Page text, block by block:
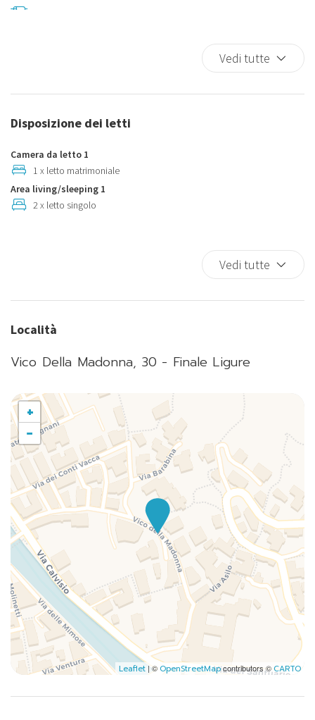
Bidet
Cucina
Cuscini e coperte extra
Doccia
Fornelli
Forno a microonde
Lavatrice
Letto singolo
Pentole e padelle
Phon
Piatti
Riscaldamento / Condizionatore autonomo
Toaster
TV
Vedi tutte
Disposizione dei letti
Camera da letto 1
1 x letto matrimoniale
Area living/sleeping 1
2 x letto singolo
Vedi tutte
Località
Vico Della Madonna, 30 - Finale Ligure
+
−
Leaflet | © OpenStreetMapcontributors ©CARTO